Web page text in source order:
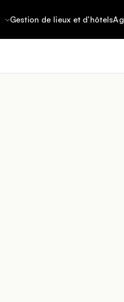
Gestion de lieux et d’hôtels